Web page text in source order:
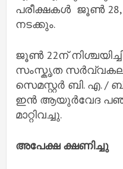
പരീക്ഷകൾ ജൂൺ 28,
നടക്കും.
ജൂൺ 22ന്
സംസ്കൃത
സെമസ്റ്റർ ബി. എ. /
ഇൻ ആയുർവേദ
മാറ്റിവച്ചു.
അപേക്ഷ ക്ഷണിച്ചു